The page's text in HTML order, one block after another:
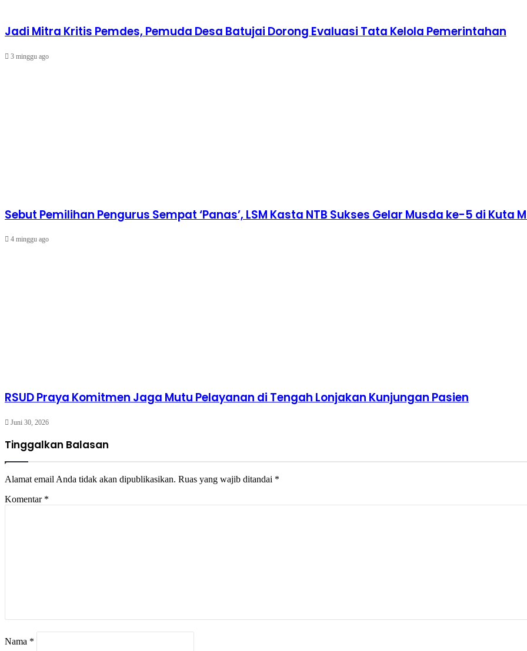
Jadi Mitra Kritis Pemdes, Pemuda Desa Batujai Dorong Evaluasi Tata Kelola Pemerintahan
3 minggu ago
Sebut Pemilihan Pengurus Sempat ‘Panas’, LSM Kasta NTB Sukses Gelar Musda ke-5 di Kuta
4 minggu ago
RSUD Praya Komitmen Jaga Mutu Pelayanan di Tengah Lonjakan Kunjungan Pasien
Juni 30, 2026
Tinggalkan Balasan
Alamat email Anda tidak akan dipublikasikan. Ruas yang wajib ditandai *
Komentar *
Nama *